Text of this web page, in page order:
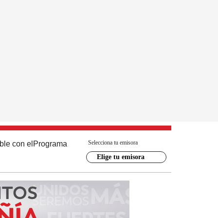
con el Programa Selecciona tu emisora
Elige tu emisora